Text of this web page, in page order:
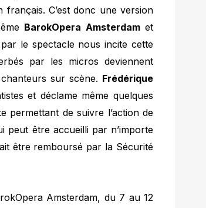
C’est donc une version
BarokOpera Amsterdamet
le spectacle nous incite cette
par les micros deviennent
sur scène. Frédérique
et déclame même quelques
permettant de suivre l’action de
peut être accueilli par n’importe
être remboursé par la Sécurité
Amsterdam, du 7 au 12